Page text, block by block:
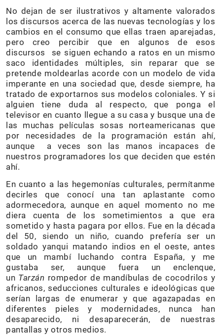
No dejan de ser ilustrativos y altamente valorados
los discursos acerca de las nuevas tecnologías y los
cambios en el consumo que ellas traen aparejadas,
pero creo percibir que en algunos de esos
discursos se siguen echando a ratos en un mismo
saco identidades múltiples, sin reparar que se
pretende moldearlas acorde con un modelo de vida
imperante en una sociedad que, desde siempre, ha
tratado de exportarnos sus modelos coloniales. Y si
alguien tiene duda al respecto, que ponga el
televisor en cuanto llegue a su casa y busque una de
las muchas películas sosas norteamericanas que
por necesidades de la programación están ahí,
aunque a veces son las manos incapaces de
nuestros programadores los que deciden que estén
ahí.
En cuanto a las hegemonías culturales, permítanme
decirles que conocí una tan aplastante como
adormecedora, aunque en aquel momento no me
diera cuenta de los sometimientos a que era
sometido y hasta pagara por ellos. Fue en la década
del 50, siendo un niño, cuando prefería ser un
soldado yanqui matando indios en el oeste, antes
que un mambí luchando contra España, y me
gustaba ser, aunque fuera un enclenque,
un Tarzán rompedor de mandíbulas de cocodrilos y
africanos, seducciones culturales e ideológicas que
serían largas de enumerar y que agazapadas en
diferentes pieles y modernidades, nunca han
desaparecido, ni desaparecerán, de nuestras
pantallas y otros medios.